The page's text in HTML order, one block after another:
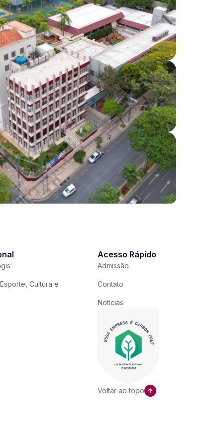
Cultura e
Acesso Rápido
Admissão
Contato
Notícias
Voltar ao topo